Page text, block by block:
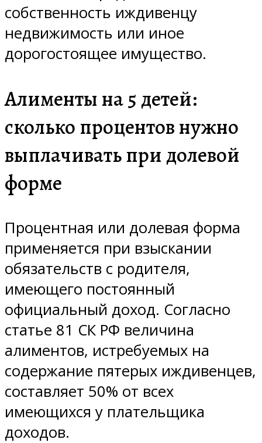
собственность иждивенцу
недвижимость или иное
дорогостоящее имущество.
Алименты на 5 детей:
сколько процентовнужно
выплачивать при долевой
форме
Процентная или долевая форма
применяется при взыскании
обязательств с родителя,
имеющего постоянный
официальный доход. Согласно
статье 81 СК РФ величина
алиментов, истребуемых на
содержание пятерых иждивенцев,
составляет 50% от всех
имеющихся у плательщика
доходов.